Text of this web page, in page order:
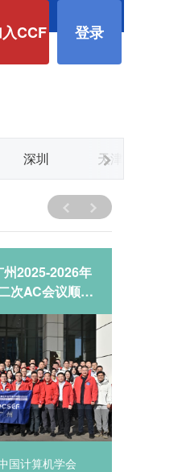
CCF 登录
深圳 天津
2025-2026年
次AC会议顺利
国计算机学会